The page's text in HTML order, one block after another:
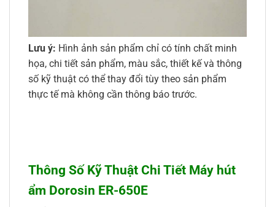
Lưu ý: Hình ảnh sản phẩm chỉ có tính chất minh
họa, chi tiết sản phẩm, màu sắc, thiết kế và thông
số kỹ thuật có thể thay đổi tùy theo sản phẩm
thực tế mà không cần thông báo trước.
Thông Số Kỹ Thuật Chi Tiết Máy hút
ẩm Dorosin ER-650E